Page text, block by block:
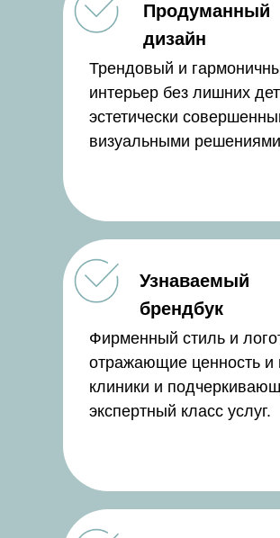
Продуманный
дизайн
Трендовый и
интерьер без лишних
эстетически
визуальными
Узнаваемый
брендбук
Фирменный стиль и
отражающие ценность и
клиники и
экспертный класс услуг.